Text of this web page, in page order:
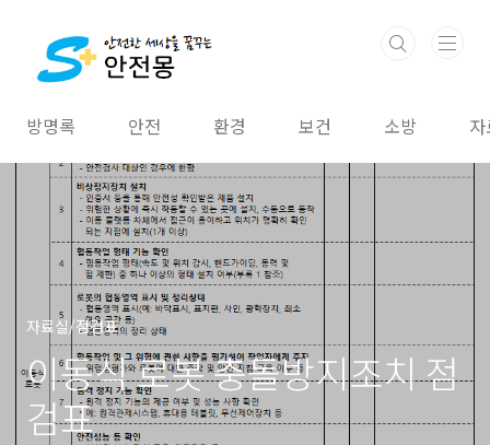
방명록 안전 환경 보건 소방
자료실/점검표
이동식 로봇 충돌방지조치 점
검표